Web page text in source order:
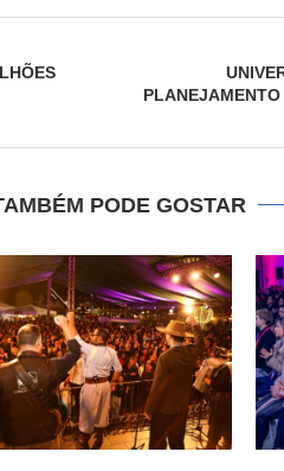
PODE GOSTAR